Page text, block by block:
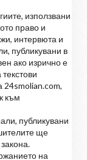
използвани
право и
интервюта и
публикувани в
ако изрично е
към
публикувани
ще
на